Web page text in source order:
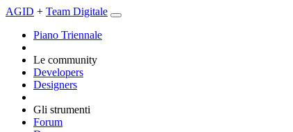
AGID + Team Digitale
Piano Triennale
Le community
Developers
Designers
Gli strumenti
Forum